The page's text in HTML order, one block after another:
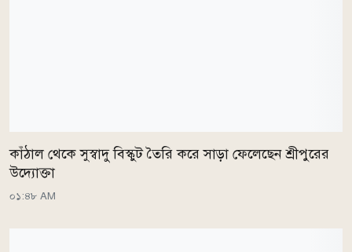
কাঁঠাল থেকে সুস্বাদু বিস্কুট তৈরি করে সাড়া ফেলেছেন শ্রীপুরের
উদ্যোক্তা
০১:৪৮ AM